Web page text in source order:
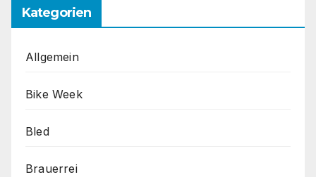
Kategorien
Allgemein
Bike Week
Bled
Brauerrei